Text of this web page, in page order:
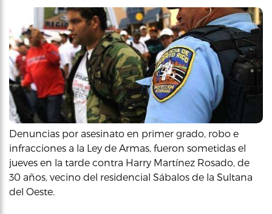
Denuncias por asesinato en primer grado, robo e
infracciones a la Ley de Armas, fueron sometidas el
jueves en la tarde contra Harry Martínez Rosado, de
30 años, vecino del residencial Sábalos de la Sultana
del Oeste.